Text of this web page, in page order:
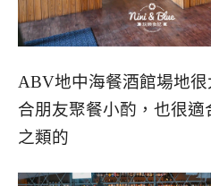
ABV地中海餐酒館場地
合朋友聚餐小酌，也很
之類的